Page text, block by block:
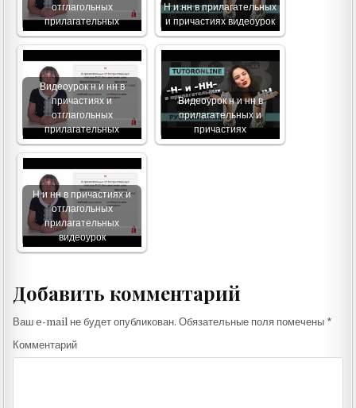
отглагольных
прилагательных
Н и нн в прилагательных
и причастиях видеоурок
Видеоурок н и нн в
причастиях и
отглагольных
прилагательных
Видеоурок н и нн в
прилагательных и
причастиях
Н и нн в причастиях и
отглагольных
прилагательных
видеоурок
Добавить комментарий
Ваш e-mail не будет опубликован. Обязательные поля помечены *
Комментарий